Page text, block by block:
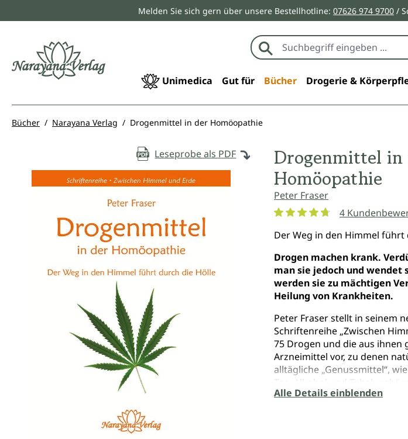
Zur Hauptnavigation springenMelden Sie sich gern über unsere Bestellhotline: 07626 974 9700 /
Unimedica Gut für Bücher Drogerie &
Bücher Narayana Verlag Drogenmittel in der Homöopathie
Leseprobe als PDF
Bildergalerie überspringen
Drogenmittel in
Homöopathie
Peter Fraser
4
Der Weg in den Himmel führt
Drogen machen krank.
man sie jedoch und wendet
werden sie zu mächtigen
Heilung von Krankheiten.
Peter Fraser stellt in seinem
Schriftenreihe „Zwischen
75 Drogen und die aus ihnen
Arzneimittel vor, zu denen
alltägliche „Genussmittel“,
Tee, Alkohol und Tabak
Alle Details einblenden